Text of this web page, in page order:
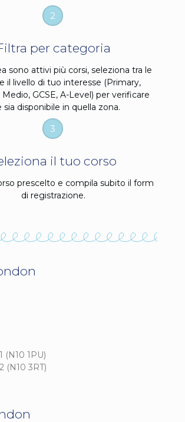
2
per categoria
sono attivi più corsi, seleziona tra le
il livello di tuo interesse (Primary,
GCSE, A-Level) per verificare
sia disponibile in quella zona.
3
il tuo corso
prescelto e compila subito il form
di registrazione.
(N10 1PU)
(N10 3RT)